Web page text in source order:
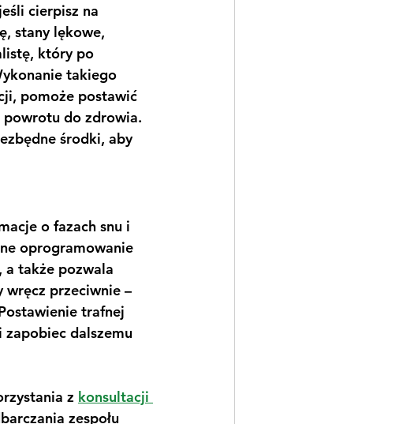
cierpisz na
stany lękowe,
który po
takiego
pomoże postawić
do zdrowia.
środki, aby
o fazach snu i
oprogramowanie
a także pozwala
wręcz przeciwnie –
trafnej
zapobiec dalszemu
z konsultacji
zespołu